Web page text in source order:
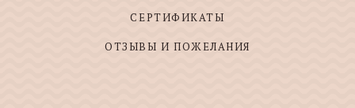
СЕРТИФИКАТЫ
ОТЗЫВЫ И ПОЖЕЛАНИЯ